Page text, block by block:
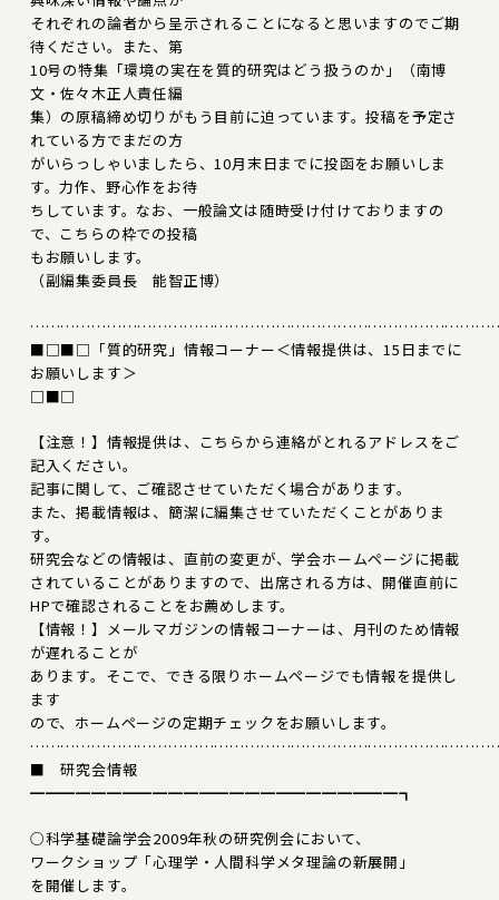
それぞれの論者から呈示されることになると思いますのでご期
待ください。また、第
10号の特集「環境の実在を質的研究はどう扱うのか」（南博
文・佐々木正人責任編
集）の原稿締め切りがもう目前に迫っています。投稿を予定さ
れている方でまだの方
がいらっしゃいましたら、10月末日までに投函をお願いしま
す。力作、野心作をお待
ちしています。なお、一般論文は随時受け付けておりますの
で、こちらの枠での投稿
もお願いします。
（副編集委員長 能智正博）
■□■□「質的研究」情報コーナー＜情報提供は、15日までに
お願いします＞
□■□
【注意！】情報提供は、こちらから連絡がとれるアドレスをご
記入ください。
記事に関して、ご確認させていただく場合があります。
また、掲載情報は、簡潔に編集させていただくことがありま
す。
研究会などの情報は、直前の変更が、学会ホームページに掲載
されていることがありますので、出席される方は、開催直前に
HPで確認されることをお薦めします。
【情報！】メールマガジンの情報コーナーは、月刊のため情報
が遅れることが
あります。そこで、できる限りホームページでも情報を提供し
ます
ので、ホームページの定期チェックをお願いします。
■ 研究会情報
━━━━━━━━━━━━━━━━━━━━━━━━┓
○科学基礎論学会2009年秋の研究例会において、
ワークショップ「心理学・人間科学メタ理論の新展開」
を開催します。